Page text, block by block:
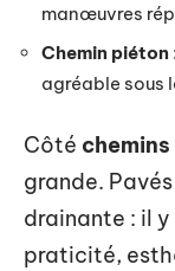
manœuvres
Chemin piéton
agréable sous
Côté
grande.
drainante : il
praticité,